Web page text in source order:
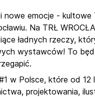
nowe emocje -
Na TRŁ
ładnych rzeczy,
wystawców! To
w Polsce, które od 12
projektowania,